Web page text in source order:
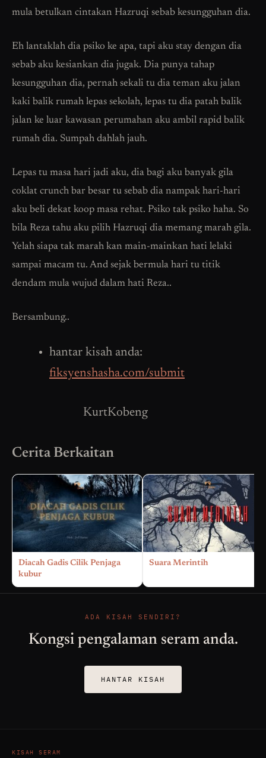
mula betulkan cintakan Hazruqi sebab kesungguhan dia.
Eh lantaklah dia psiko ke apa, tapi aku stay dengan dia
sebab aku kesiankan dia jugak. Dia punya tahap
kesungguhan dia, pernah sekali tu dia teman aku jalan
kaki balik rumah lepas sekolah, lepas tu dia patah balik
jalan ke luar kawasan perumahan aku ambil rapid balik
rumah dia. Sumpah dahlah jauh.
Lepas tu masa hari jadi aku, dia bagi aku banyak gila
coklat crunch bar besar tu sebab dia nampak hari-hari
aku beli dekat koop masa rehat. Psiko tak psiko haha. So
bila Reza tahu aku pilih Hazruqi dia memang marah gila.
Yelah siapa tak marah kan main-mainkan hati lelaki
sampai macam tu. And sejak bermula hari tu titik
dendam mula wujud dalam hati Reza..
Bersambung..
hantar kisah anda:
fiksyenshasha.com/submit
KurtKobeng
Cerita Berkaitan
Diacah Gadis Cilik Penjaga
kubur
Suara Merintih
ADA KISAH SENDIRI?
Kongsi pengalaman seram anda.
HANTAR KISAH
KISAH SERAM